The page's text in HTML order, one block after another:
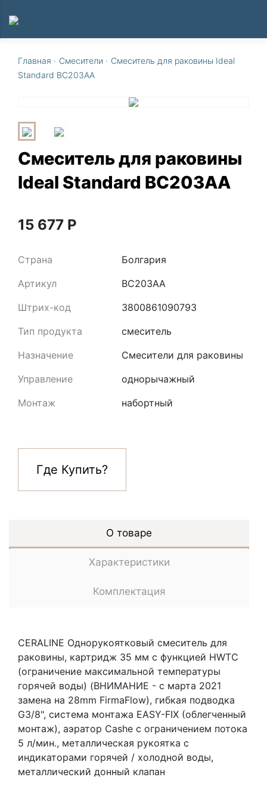
Главная · Смесители · Смеситель для раковины Ideal
Standard BC203AA
Смеситель для раковины
Ideal Standard BC203AA
15 677 Р
Страна
Болгария
Артикул
BC203AA
Штрих-код
3800861090793
Тип продукта
смеситель
Назначение
Смесители для раковины
Управление
однорычажный
Монтаж
набортный
Где Купить?
О товаре
Характеристики
Комплектация
CERALINE Однорукоятковый смеситель для
раковины, картридж 35 мм с функцией HWTC
(ограничение максимальной температуры
горячей воды) (ВНИМАНИЕ - с марта 2021
замена на 28mm FirmaFlow), гибкая подводка
G3/8", система монтажа EASY-FIX (облегченный
монтаж), аэратор Cashe с ограничением потока
5 л/мин., металлическая рукоятка с
индикаторами горячей / холодной воды,
металлический донный клапан